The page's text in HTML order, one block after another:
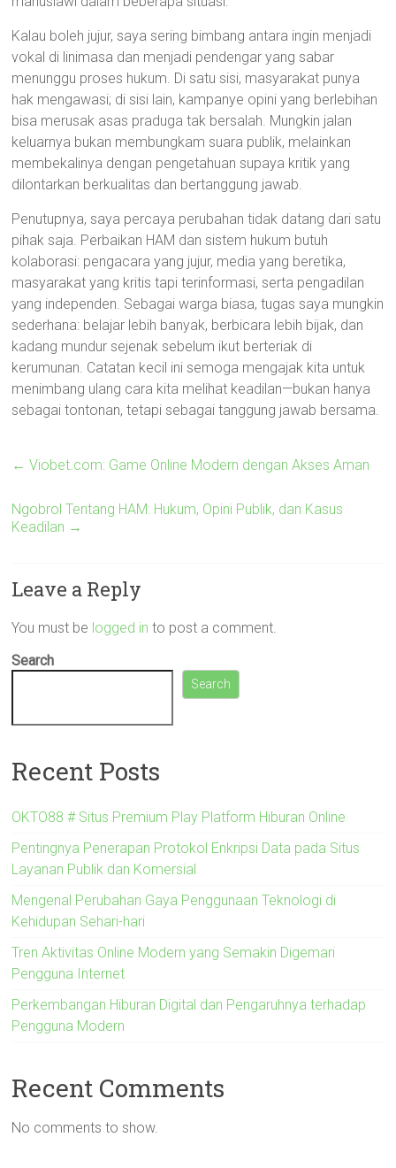
Kalau boleh jujur, saya sering bimbang antara ingin menjadi
vokal di linimasa dan menjadi pendengar yang sabar
menunggu proses hukum. Di satu sisi, masyarakat punya
hak mengawasi; di sisi lain, kampanye opini yang berlebihan
bisa merusak asas praduga tak bersalah. Mungkin jalan
keluarnya bukan membungkam suara publik, melainkan
membekalinya dengan pengetahuan supaya kritik yang
dilontarkan berkualitas dan bertanggung jawab.
Penutupnya, saya percaya perubahan tidak datang dari satu
pihak saja. Perbaikan HAM dan sistem hukum butuh
kolaborasi: pengacara yang jujur, media yang beretika,
masyarakat yang kritis tapi terinformasi, serta pengadilan
yang independen. Sebagai warga biasa, tugas saya mungkin
sederhana: belajar lebih banyak, berbicara lebih bijak, dan
kadang mundur sejenak sebelum ikut berteriak di
kerumunan. Catatan kecil ini semoga mengajak kita untuk
menimbang ulang cara kita melihat keadilan—bukan hanya
sebagai tontonan, tetapi sebagai tanggung jawab bersama.
← Viobet.com: Game Online Modern dengan Akses Aman
Ngobrol Tentang HAM: Hukum, Opini Publik, dan Kasus
Keadilan →
Leave a Reply
You must be logged in to post a comment.
Search
Search
Recent Posts
OKTO88 # Situs Premium Play Platform Hiburan Online
Pentingnya Penerapan Protokol Enkripsi Data pada Situs
Layanan Publik dan Komersial
Mengenal Perubahan Gaya Penggunaan Teknologi di
Kehidupan Sehari-hari
Tren Aktivitas Online Modern yang Semakin Digemari
Pengguna Internet
Perkembangan Hiburan Digital dan Pengaruhnya terhadap
Pengguna Modern
Recent Comments
No comments to show.